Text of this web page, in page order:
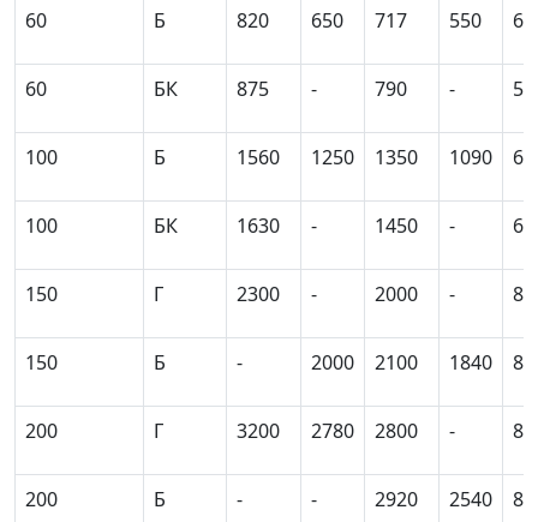
60 Б 820 650 717 550 61
60 БК 875 - 790 - 51
100 Б 1560 1250 1350 1090 66
100 БК 1630 - 1450 - 61
150 Г 2300 - 2000 - 81
150 Б - 2000 2100 1840 81
200 Г 3200 2780 2800 - 81
200 Б - - 2920 2540 81